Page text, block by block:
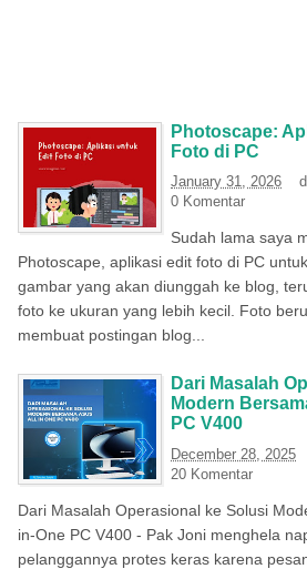
Photoscape:
Foto di PC
January 31, 2026
0 Komentar
Sudah lama saya
Photoscape, aplikasi edit foto di PC
gambar yang akan diunggah ke blog,
foto ke ukuran yang lebih kecil. Foto
membuat postingan blog...
Dari Masalah
Modern
PC V400
December 28, 2025
20 Komentar
Dari Masalah Operasional ke Solusi
in-One PC V400 - Pak Joni menghela
pelanggannya protes keras karena